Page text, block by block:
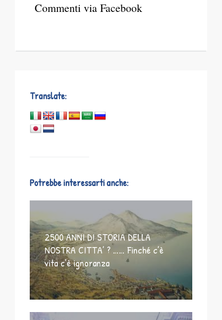
Commenti via Facebook
Translate:
Potrebbe interessarti anche:
2500 ANNI DI STORIA DELLA
NOSTRA CITTA’ ? …… Finché c’è
vita c’è ignoranza